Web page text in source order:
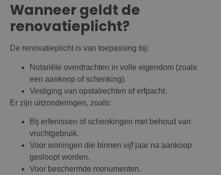
Wanneer geldt de
renovatieplicht?
De renovatieplicht is van toepassing bij:
Notariële overdrachten in volle eigendom (zoals
een aankoop of schenking).
Vestiging van opstalrechten of erfpacht.
Er zijn uitzonderingen, zoals:
Bij erfenissen of schenkingen met behoud van
vruchtgebruik.
Voor woningen die binnen vijf jaar na aankoop
gesloopt worden.
Voor beschermde monumenten.